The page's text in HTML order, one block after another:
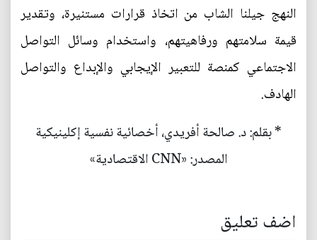
النهج جيلنا الشاب من اتخاذ قرارات مستنيرة، وتقدير
قيمة سلامتهم ورفاهيتهم، واستخدام وسائل التواصل
الاجتماعي كمنصة للتعبير الإيجابي والإبداع والتواصل
الهادف.
* بقلم: د. صالحة أفريدي، أخصائية نفسية إكلينيكية
المصدر: «CNN الاقتصادية»
اضف تعليق